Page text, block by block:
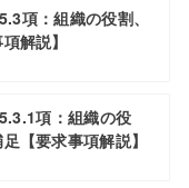
項：組織の役割、
解説】
項：組織の役
【要求事項解説】